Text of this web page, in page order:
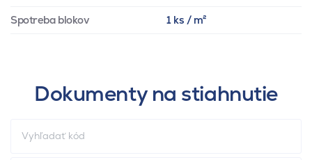
Spotreba blokov 1 ks / m²
Dokumenty na stiahnutie